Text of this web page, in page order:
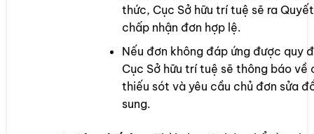
thức, Cục Sở hữu trí tuệ sẽ ra
chấp nhận đơn hợp lệ.
Nếu đơn không đáp ứng được quy
Cục Sở hữu trí tuệ sẽ thông báo về
thiếu sót và yêu cầu chủ đơn sửa
sung.